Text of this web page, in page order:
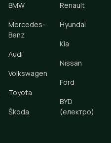
BMW
Mercedes-
Benz
Audi
Volkswagen
Toyota
Škoda
Renault
Hyundai
Kia
Nissan
Ford
BYD
(електро)